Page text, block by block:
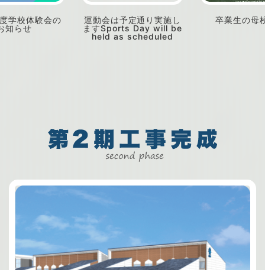
学校体験会の
知らせ
運動会は予定通り実施し
ますSports Day will be
held as scheduled
卒業生の母